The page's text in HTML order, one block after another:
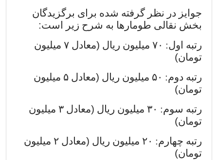
جوایز در نظر گرفته شده برای برگزیدگان
بخش نقالی طومارها به شرح زیر است:
رتبه اول: ۷۰ میلیون ریال )معادل ۷ میلیون
تومان(
رتبه دوم: ۵۰ میلیون ریال )معادل ۵ میلیون
تومان(
رتبه سوم: ۳۰ میلیون ریال )معادل ۳ میلیون
تومان(
رتبه چهارم: ۲۰ میلیون ریال )معادل ۲ میلیون
تومان(